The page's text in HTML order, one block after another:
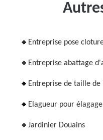
Entreprise pose
Entreprise abattage
Entreprise de taille de
Elagueur pour
Jardinier Douains